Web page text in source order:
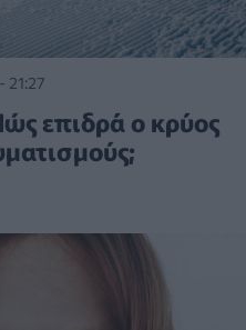
21:27
επιδρά ο κρύος